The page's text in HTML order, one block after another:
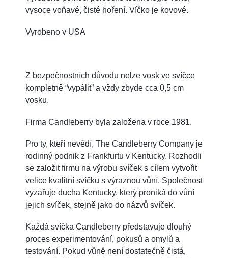
vysoce voňavé, čisté hoření. Víčko je kovové.
Vyrobeno v USA
Z bezpečnostních důvodu nelze vosk ve svíčce
kompletně “vypálit” a vždy zbyde cca 0,5 cm
vosku.
Firma Candleberry byla založena v roce 1981.
Pro ty, kteří nevědí, The Candleberry Company je
rodinný podnik z Frankfurtu v Kentucky. Rozhodli
se založit firmu na výrobu svíček s cílem vytvořit
velice kvalitní svíčku s výraznou vůní. Společnost
vyzařuje ducha Kentucky, který proniká do vůní
jejich svíček, stejně jako do názvů svíček.
Každá svíčka Candleberry představuje dlouhý
proces experimentování, pokusů a omylů a
testování. Pokud vůně není dostatečně čistá,